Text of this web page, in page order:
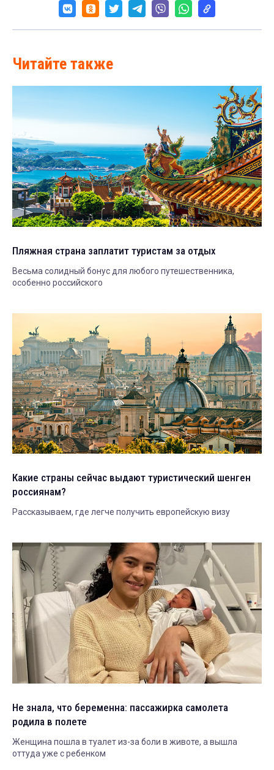
Читайте также
Пляжная страна заплатит туристам за отдых
Весьма солидный бонус для любого путешественника,
особенно российского
Какие страны сейчас выдают туристический шенген
россиянам?
Рассказываем, где легче получить европейскую визу
Не знала, что беременна: пассажирка самолета
родила в полете
Женщина пошла в туалет из-за боли в животе, а вышла
оттуда уже с ребенком